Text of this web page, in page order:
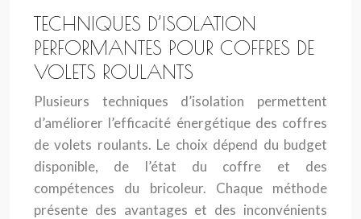
TECHNIQUES D’ISOLATION
PERFORMANTES POUR COFFRES DE
VOLETS ROULANTS
Plusieurs techniques d’isolation permettent
d’améliorer l’efficacité énergétique des coffres
de volets roulants. Le choix dépend du budget
disponible, de l’état du coffre et des
compétences du bricoleur. Chaque méthode
présente des avantages et des inconvénients